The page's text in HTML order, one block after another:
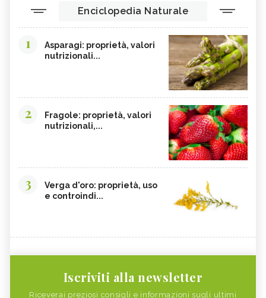
Enciclopedia Naturale
1
Asparagi: proprietà, valori
nutrizionali...
2
Fragole: proprietà, valori
nutrizionali,...
3
Verga d'oro: proprietà, uso
e controindi...
Iscriviti alla newsletter
Riceverai preziosi consigli e informazioni sugli ultimi